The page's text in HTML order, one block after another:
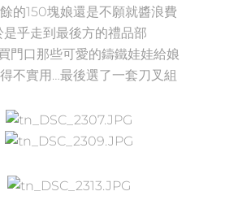
的150塊娘還是不願就醬浪費
是乎走到最後方的禮品部
門口那些可愛的鑄鐵娃娃給娘
不實用…最後選了一套刀叉組